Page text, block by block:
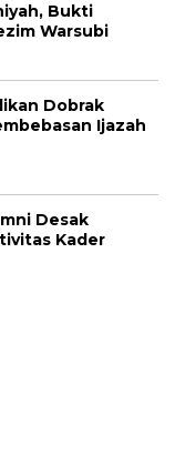
Bukti
Warsubi
Dobrak
Ijazah
Desak
Kader